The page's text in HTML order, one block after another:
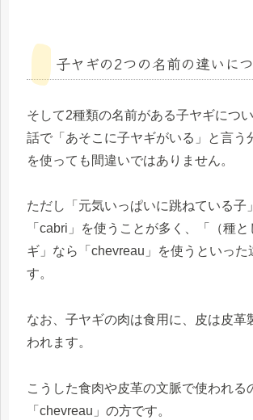
子ヤギの2つの名前の違いに
そして2種類の名前がある子ヤギにつ
話で「あそこに子ヤギがいる」と言う
を使っても間違いではありません。
ただし「元気いっぱいに跳ねている子
「cabri」を使うことが多く、「（種
ギ」なら「chevreau」を使うといった
す。
なお、子ヤギの肉は食用に、皮は皮革
われます。
こうした食肉や皮革の文脈で使われる
「chevreau」の方です。